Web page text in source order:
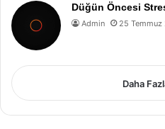
Düğün Öncesi
Admin 25 Temmuz
Daha